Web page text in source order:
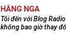
HẰNG NGA
Tôi đến với Blog
không bao giờ thay